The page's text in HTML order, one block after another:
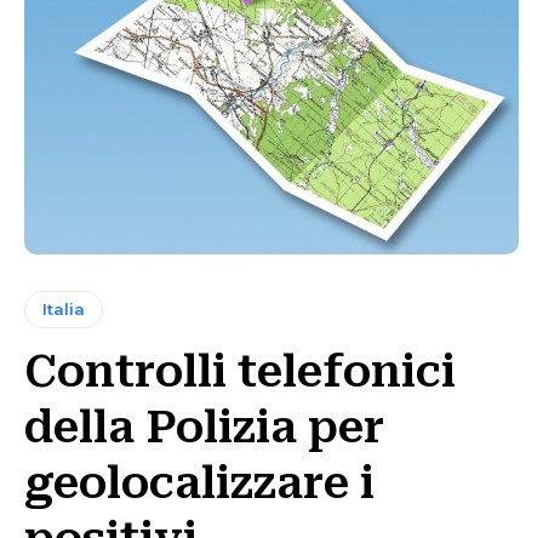
Italia
Controlli telefonici
della Polizia per
geolocalizzare i